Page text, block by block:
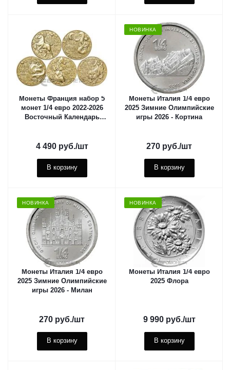
Монеты Франция набор 5
монет 1/4 евро 2022-2026
Восточный Календарь
4 490руб./шт
В корзину
НОВИНКА
Монеты Италия 1/4 евро
2025 Зимние Олимпийские
игры 2026 - Кортина
270 руб./шт
В корзину
НОВИНКА
Монеты Италия 1/4 евро
2025 Зимние Олимпийские
игры 2026 - Милан
270 руб./шт
В корзину
НОВИНКА
Монеты Италия 1/4 евро
2025 Флора
9 990руб./шт
В корзину